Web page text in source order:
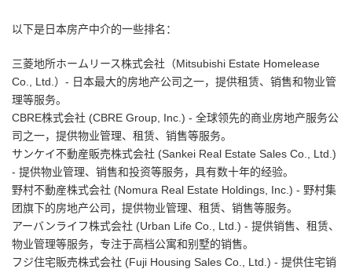
以下是日本房产中介的一些排名：
三菱地所ホームリース株式会社（Mitsubishi Estate Homelease
Co., Ltd.）- 日本最大的房地产公司之一，提供租赁、销售和物业管
理等服务。
CBRE株式会社 (CBRE Group, Inc.) - 全球领先的商业房地产服务公
司之一，提供物业管理、租赁、销售等服务。
サンケイ不動産販売株式会社 (Sankei Real Estate Sales Co., Ltd.)
- 提供物业管理、销售和投资等服务，具有数十年的经验。
野村不動産株式会社 (Nomura Real Estate Holdings, Inc.) - 野村集
团旗下的房地产公司，提供物业管理、租赁、销售等服务。
アーバンライフ株式会社 (Urban Life Co., Ltd.) - 提供销售、租赁、
物业管理等服务，专注于高档公寓和别墅的销售。
フジ住宅販売株式会社 (Fuji Housing Sales Co., Ltd.) - 提供住宅销